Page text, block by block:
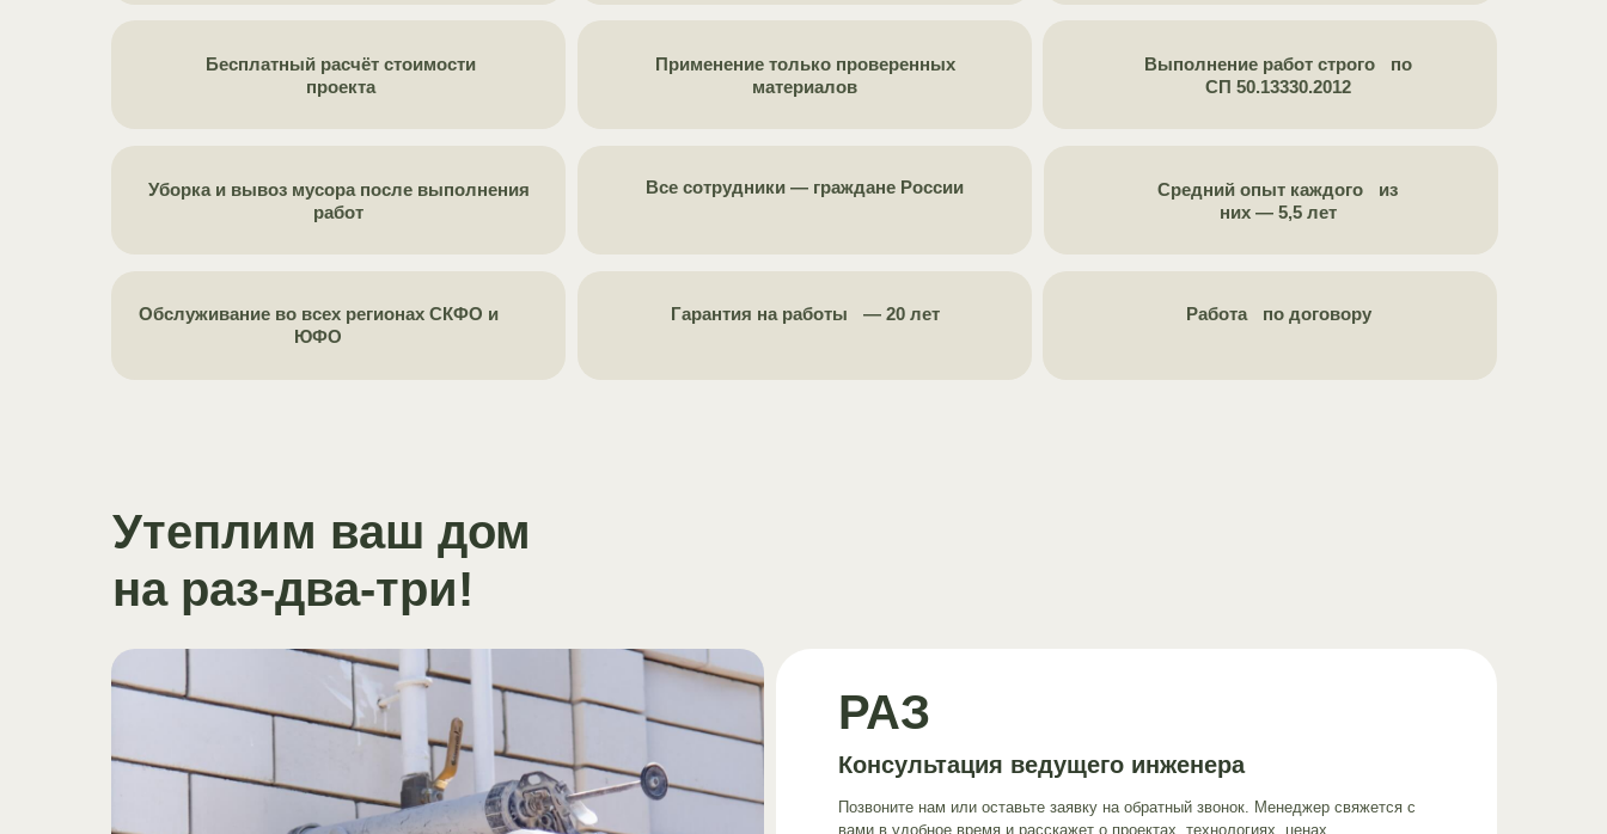
Бесплатный расчёт стоимости
проекта
Применение только проверенных
материалов
Выполнение работ строго по
СП 50.13330.2012
Уборка и вывоз мусора после выполнения
работ
Все сотрудники — граждане России
Средний опыт каждого из
них — 5,5 лет
Обслуживание во всех регионах СКФО и
ЮФО
Гарантия на работы — 20 лет Работа по договору
Утеплим ваш дом
на раз-два-три!
РАЗ
Консультация ведущего инженера
Позвоните нам или оставьте заявку на обратный звонок. Менеджер свяжется с
вами в удобное время и расскажет о проектах, технологиях, ценах.